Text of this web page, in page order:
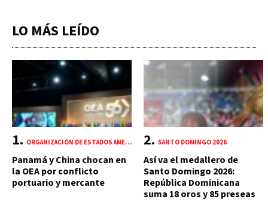
LO MÁS LEÍDO
ORGANIZACIÓN DE ESTADOS AMERICANOS (OEA)
Panamá y China chocan en
la OEA por conflicto
portuario y mercante
SANTO DOMINGO 2026
Así va el medallero de
Santo Domingo 2026:
República Dominicana
suma 18 oros y 85 preseas